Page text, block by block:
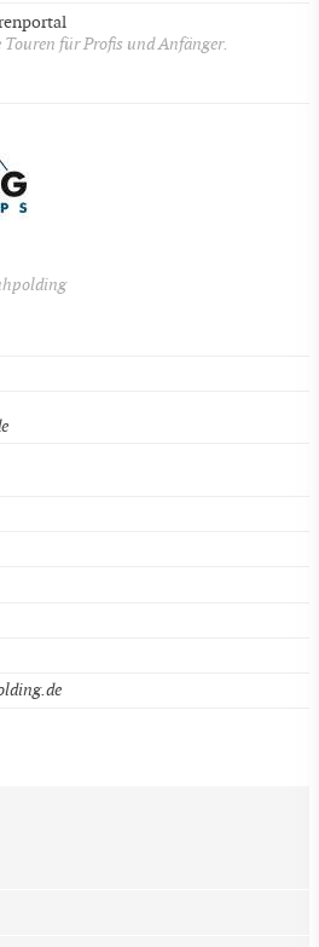
Touren für Profis und Anfänger.